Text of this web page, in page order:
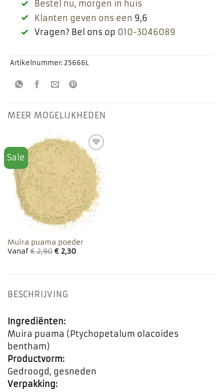
Bestel nu, morgen in huis
Klanten geven ons een 9,6
Vragen? Bel ons op 010-3046089
Artikelnummer:25666L
MEER MOGELIJKHEDEN
Sale
Toevoegen
aan
favorieten
Muira puama poeder
Vanaf€2,90 €2,30
BESCHRIJVING
Ingrediënten:
Muira puama (Ptychopetalum olacoides
bentham)
Productvorm:
Gedroogd, gesneden
Verpakking: